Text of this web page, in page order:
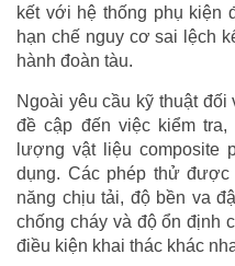
kết với hệ thống phụ kiện
hạn chế nguy cơ sai lệch
hành đoàn tàu.
Ngoài yêu cầu kỹ thuật
đề cập đến việc kiểm
lượng vật liệu composite
dụng. Các phép thử
năng chịu tải, độ bền va
chống cháy và độ ổn định
điều kiện khai thác khác